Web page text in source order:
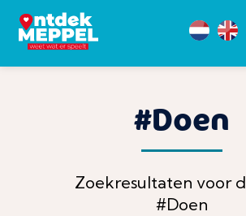
#Doen
Zoekresultaten voor
#Doen